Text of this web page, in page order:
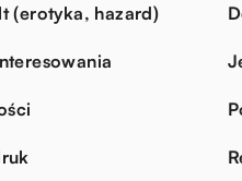
(erotyka, hazard)